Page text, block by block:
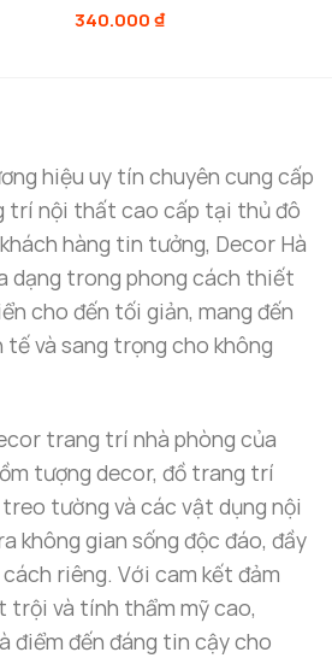
mô hình.
trọng và tinh tế, giúp hoàn
ngôi nhà.
chỉ tạo nên một món đồ trang
bảo sản phẩm có thể sử
trường ô tô, chịu được các
độ và độ ẩm trong xe.
340.000 ₫
hiệu uy tín chuyên cung cấp
trí nội thất cao cấp tại thủ đô
hàng tin tưởng, Decor Hà
dạng trong phong cách thiết
cho đến tối giản, mang đến
và sang trọng cho không
trang trí nhà phòng của
tượng decor, đồ trang trí
tường và các vật dụng nội
không gian sống độc đáo, đầy
riêng. Với cam kết đảm
trội và tính thẩm mỹ cao,
điểm đến đáng tin cậy cho